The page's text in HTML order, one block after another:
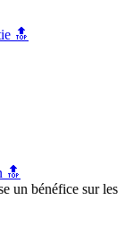
🔝
🔝
un bénéfice sur les